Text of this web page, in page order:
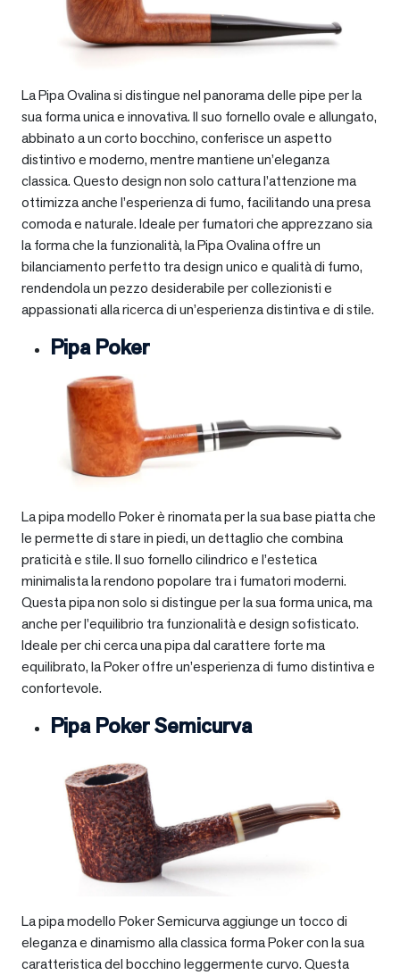
La Pipa Ovalina si distingue nel panorama delle pipe per la
sua forma unica e innovativa. Il suo fornello ovale e allungato,
abbinato a un corto bocchino, conferisce un aspetto
distintivo e moderno, mentre mantiene un’eleganza
classica. Questo design non solo cattura l’attenzione ma
ottimizza anche l’esperienza di fumo, facilitando una presa
comoda e naturale. Ideale per fumatori che apprezzano sia
la forma che la funzionalità, la Pipa Ovalina offre un
bilanciamento perfetto tra design unico e qualità di fumo,
rendendola un pezzo desiderabile per collezionisti e
appassionati alla ricerca di un’esperienza distintiva e di stile.
Pipa Poker
La pipa modello Poker è rinomata per la sua base piatta che
le permette di stare in piedi, un dettaglio che combina
praticità e stile. Il suo fornello cilindrico e l’estetica
minimalista la rendono popolare tra i fumatori moderni.
Questa pipa non solo si distingue per la sua forma unica, ma
anche per l’equilibrio tra funzionalità e design sofisticato.
Ideale per chi cerca una pipa dal carattere forte ma
equilibrato, la Poker offre un’esperienza di fumo distintiva e
confortevole.
Pipa Poker Semicurva
La pipa modello Poker Semicurva aggiunge un tocco di
eleganza e dinamismo alla classica forma Poker con la sua
caratteristica del bocchino leggermente curvo. Questa